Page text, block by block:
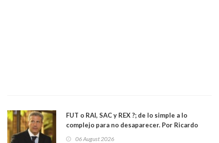
FUT o RAI, SAC y REX ?; de lo simple a lo
complejo para no desaparecer. Por Ricardo
06 August 2026